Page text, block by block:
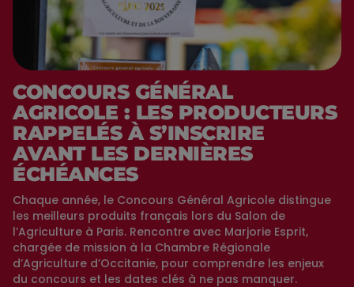
CONCOURS GÉNÉRAL
AGRICOLE : LES PRODUCTEURS
RAPPELÉS À S’INSCRIRE
AVANT LES DERNIÈRES
ÉCHÉANCES
Chaque année, le Concours Général Agricole distingue
les meilleurs produits français lors du Salon de
l’Agriculture à Paris. Rencontre avec Marjorie Esprit,
chargée de mission à la Chambre Régionale
d’Agriculture d’Occitanie, pour comprendre les enjeux
du concours et les dates clés à ne pas manquer.